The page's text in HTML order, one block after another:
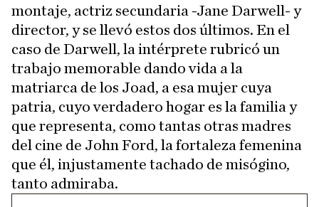
montaje, actriz secundaria -Jane Darwell- y
director, y se llevó estos dos últimos. En el
caso de Darwell, la intérprete rubricó un
trabajo memorable dando vida a la
matriarca de los Joad, a esa mujer cuya
patria, cuyo verdadero hogar es la familia y
que representa, como tantas otras madres
del cine de John Ford, la fortaleza femenina
que él, injustamente tachado de misógino,
tanto admiraba.